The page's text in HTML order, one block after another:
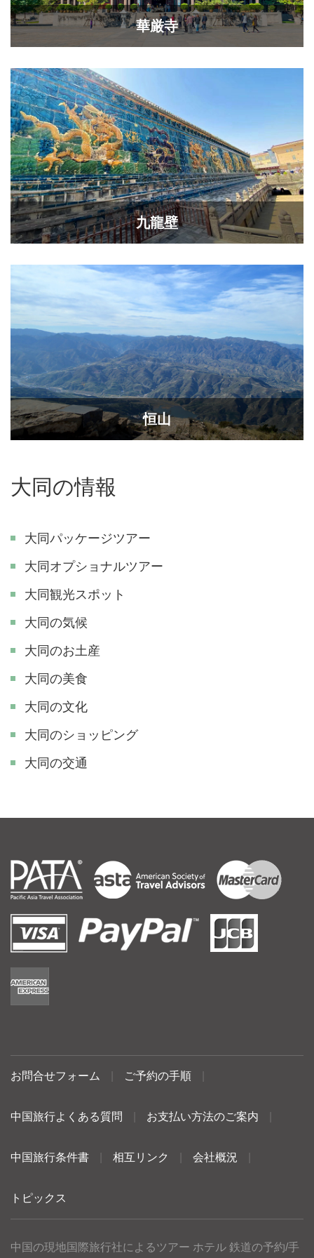
華厳寺
九龍壁
恒山
大同の情報
大同パッケージツアー
大同オプショナルツアー
大同観光スポット
大同の気候
大同のお土産
大同の美食
大同の文化
大同のショッピング
大同の交通
お問合せフォーム ご予約の手順
中国旅行よくある質問 お支払い方法のご案内
中国旅行条件書 相互リンク 会社概況
トピックス
中国の現地国際旅行社によるツアー ホテル 鉄道の予約/手